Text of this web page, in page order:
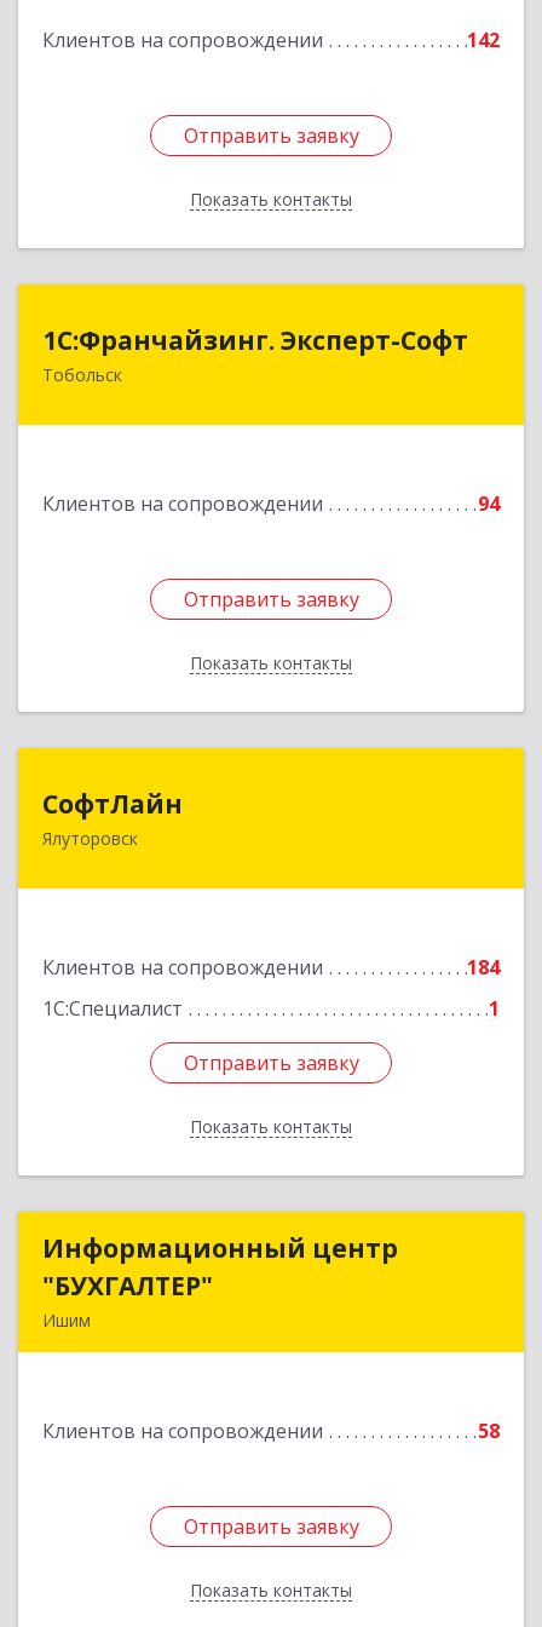
Клиентов на сопровождении 142
Отправить заявку
Показать контакты
Отправить заявку
Назад
1С:Франчайзинг. Эксперт-Софт
Тобольск
Клиентов на сопровождении 94
Отправить заявку
Показать контакты
1С:Франчайзинг. Эксперт-Софт
626150, Тюменская обл, Тобольск г, 7-й мкр,
Отправить заявку
Назад
СофтЛайн
Ялуторовск
Клиентов на сопровождении
184
1С:Специалист
1
Отправить заявку
Показать контакты
627010, Тюменская обл, Ялуторовский р-н,
Отправить заявку
Назад
Информационный центр
"БУХГАЛТЕР"
Ишим
Клиентов на сопровождении 58
Отправить заявку
Показать контакты
Информационный центр
Подробнее
Отправить заявку
Назад